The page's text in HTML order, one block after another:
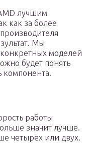
лучшим
как за более
Мы
моделей
будет понять
компонента.
работы
значит лучше.
четырёх или двух.